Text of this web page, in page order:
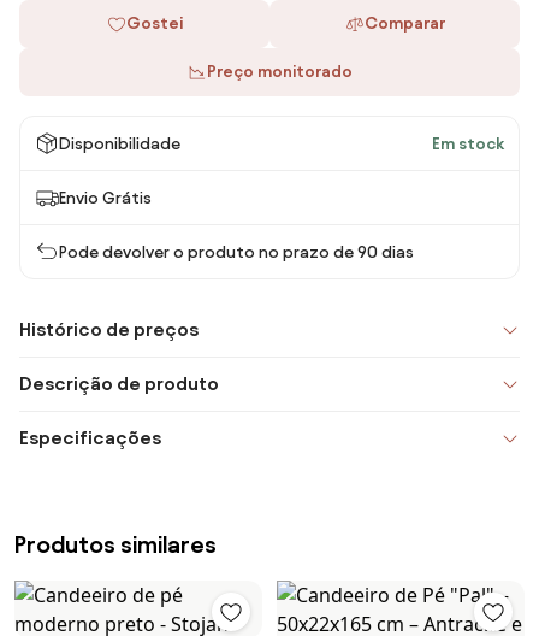
Gostei Comparar
Preço monitorado
Disponibilidade Em stock
Envio Grátis
Pode devolver o produto no prazo de 90 dias
Histórico de preços
Descrição de produto
Especificações
Produtos similares